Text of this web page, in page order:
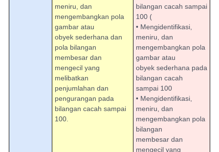
meniru, dan
mengembangkan pola
gambar atau
obyek sederhana dan
pola bilangan
membesar dan
mengecil yang
melibatkan
penjumlahan dan
pengurangan pada
bilangan cacah sampai
100.
bilangan cacah sampai
100 (
• Mengidentifikasi,
meniru, dan
mengembangkan pola
gambar atau
obyek sederhana pada
bilangan cacah
sampai 100
• Mengidentifikasi,
meniru, dan
mengembangkan pola
bilangan
membesar dan
mengecil yang